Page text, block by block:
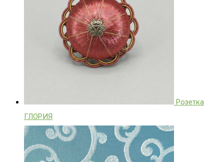
Розетка
ГЛОРИЯ